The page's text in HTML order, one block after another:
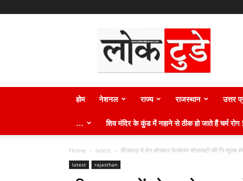
टुडे
न्यूज़
होम नेशनल राज्य राजस्थान उत्तर
… शिव मंदिर के कुंड में नहाने से ठीक हो जाते हैं चर्म रोग !
Home latest भीलवाड़ा में सेन क्षोरकार वेलफेयर सोसायटी की निःशुल्क
latest rajasthan